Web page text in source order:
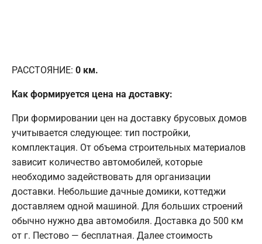
РАССТОЯНИЕ: 0 км.
Как формируется цена на доставку:
При формировании цен на доставку брусовых домов
учитывается следующее: тип постройки,
комплектация. От объема строительных материалов
зависит количество автомобилей, которые
необходимо задействовать для организации
доставки. Небольшие дачные домики, коттеджи
доставляем одной машиной. Для больших строений
обычно нужно два автомобиля. Доставка до 500 км
от г. Пестово — бесплатная. Далее стоимость